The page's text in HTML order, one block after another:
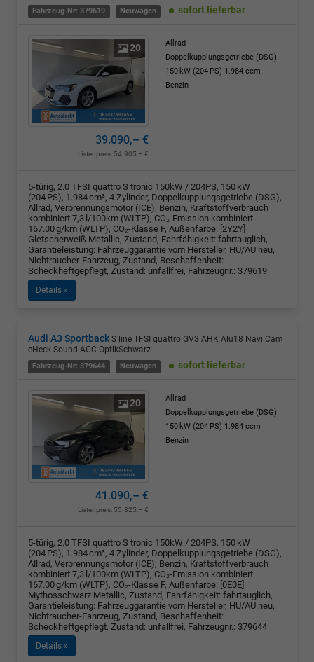
Fahrzeug-Nr: 379619 Neuwagen sofort lieferbar
20
Allrad
Doppelkupplungsgetriebe (DSG)
150 kW (204 PS) 1.984 ccm
Benzin
39.090,– €
Listenpreis: 54.905,– €
5-türig, 2.0 TFSI quattro S tronic 150kW / 204PS, 150 kW
(204 PS), 1.984 cm³, 4 Zylinder, Doppelkupplungsgetriebe (DSG),
Allrad, Verbrennungsmotor (ICE), Benzin, Kraftstoffverbrauch
kombiniert 7,3 l/100km (WLTP), CO₂-Emission kombiniert
167.00 g/km (WLTP), CO₂-Klasse F, Außenfarbe: [2Y2Y]
Gletscherweiß Metallic, Zustand, Fahrfähigkeit: fahrtauglich,
Garantieleistung: Fahrzeuggarantie vom Hersteller, HU/AU neu,
Nichtraucher-Fahrzeug, Zustand, Beschaffenheit:
Scheckheftgepflegt, Zustand: unfallfrei, Fahrzeugnr.: 379619
Details »
Audi A3 Sportback S line TFSI quattro GV3 AHK Alu18 Navi Cam
eHeck Sound ACC OptikSchwarz
Fahrzeug-Nr: 379644 Neuwagen sofort lieferbar
20
Allrad
Doppelkupplungsgetriebe (DSG)
150 kW (204 PS) 1.984 ccm
Benzin
41.090,– €
Listenpreis: 55.825,– €
5-türig, 2.0 TFSI quattro S tronic 150kW / 204PS, 150 kW
(204 PS), 1.984 cm³, 4 Zylinder, Doppelkupplungsgetriebe (DSG),
Allrad, Verbrennungsmotor (ICE), Benzin, Kraftstoffverbrauch
kombiniert 7,3 l/100km (WLTP), CO₂-Emission kombiniert
167.00 g/km (WLTP), CO₂-Klasse F, Außenfarbe: [0E0E]
Mythosschwarz Metallic, Zustand, Fahrfähigkeit: fahrtauglich,
Garantieleistung: Fahrzeuggarantie vom Hersteller, HU/AU neu,
Nichtraucher-Fahrzeug, Zustand, Beschaffenheit:
Scheckheftgepflegt, Zustand: unfallfrei, Fahrzeugnr.: 379644
Details »